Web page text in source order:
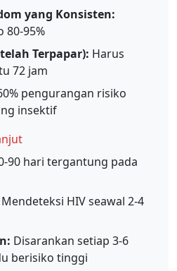
yang Konsisten:
80-95%
Terpapar): Harus
72 jam
pengurangan risiko
insektif
90 hari tergantung pada
Mendeteksi HIV seawal 2-4
Disarankan setiap 3-6
berisiko tinggi